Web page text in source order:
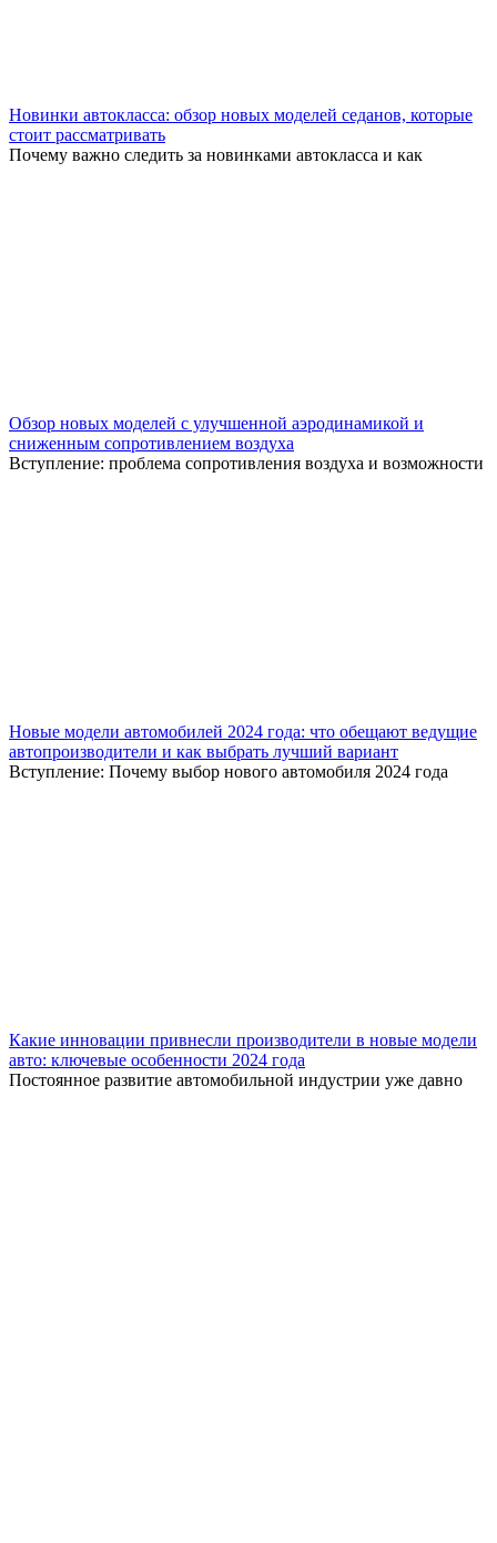
Новинки автокласса: обзор новых моделей седанов, которые
стоит рассматривать
Почему важно следить за новинками автокласса и как
Обзор новых моделей с улучшенной аэродинамикой и
сниженным сопротивлением воздуха
Вступление: проблема сопротивления воздуха и возможности
Новые модели автомобилей 2024 года: что обещают ведущие
автопроизводители и как выбрать лучший вариант
Вступление: Почему выбор нового автомобиля 2024 года
Какие инновации привнесли производители в новые модели
авто: ключевые особенности 2024 года
Постоянное развитие автомобильной индустрии уже давно